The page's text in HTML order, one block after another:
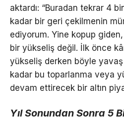
aktardı: “Buradan tekrar 4
kadar bir geri çekilmenin
ediyorum. Yine kopup
bir yükseliş değil. İlk önce
yükseliş derken böyle
kadar bu toparlanma veya
devam ettirecek bir altın
Yıl Sonundan Sonra 5